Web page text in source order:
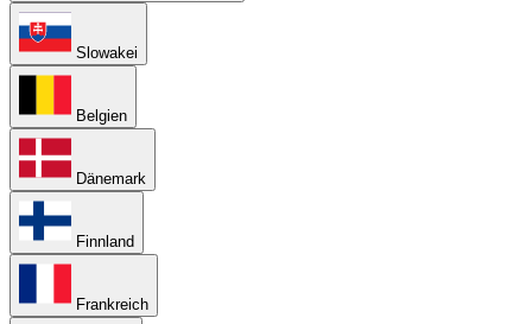
Slowakei
Belgien
Dänemark
Finnland
Frankreich